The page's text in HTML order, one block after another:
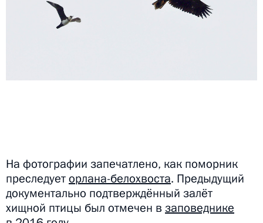
На фотографии запечатлено, как поморник
преследуеторлана-белохвоста. Предыдущий
документально подтверждённый залёт
хищной птицы был отмечен взаповеднике